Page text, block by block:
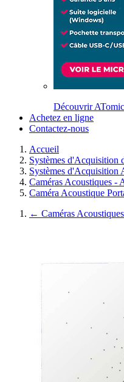
Découvrir
Achetez en ligne
Contactez-nous
Accueil
Systèmes d'Acquisition
Systèmes d'Acquisition
Caméras Acoustiques -
Caméra Acoustique
← Caméras